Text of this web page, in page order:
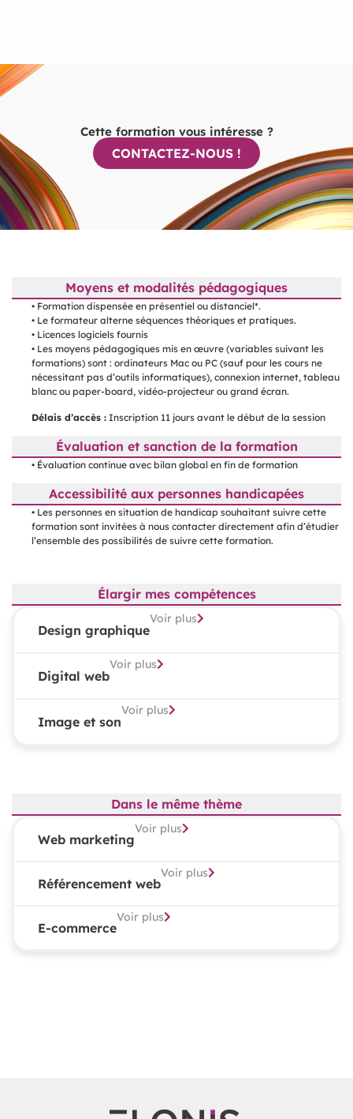
Cette formation vous intéresse ?
CONTACTEZ-NOUS !
Moyens et modalités pédagogiques
• Formation dispensée en présentiel ou distanciel*.
• Le formateur alterne séquences théoriques et pratiques.
• Licences logiciels fournis
• Les moyens pédagogiques mis en œuvre (variables suivant les
formations) sont : ordinateurs Mac ou PC (sauf pour les cours ne
nécessitant pas d’outils informatiques), connexion internet, tableau
blanc ou paper-board, vidéo-projecteur ou grand écran.
Délais d’accès : Inscription 11 jours avant le début de la session
Évaluation et sanction de la formation
• Évaluation continue avec bilan global en fin de formation
Accessibilité aux personnes handicapées
• Les personnes en situation de handicap souhaitant suivre cette
formation sont invitées à nous contacter directement afin d’étudier
l’ensemble des possibilités de suivre cette formation.
Élargir mes compétences
Design graphique
Voir plus
Digital web
Voir plus
Image et son
Voir plus
Dans le même thème
Web marketing
Voir plus
Référencement web
Voir plus
E-commerce
Voir plus